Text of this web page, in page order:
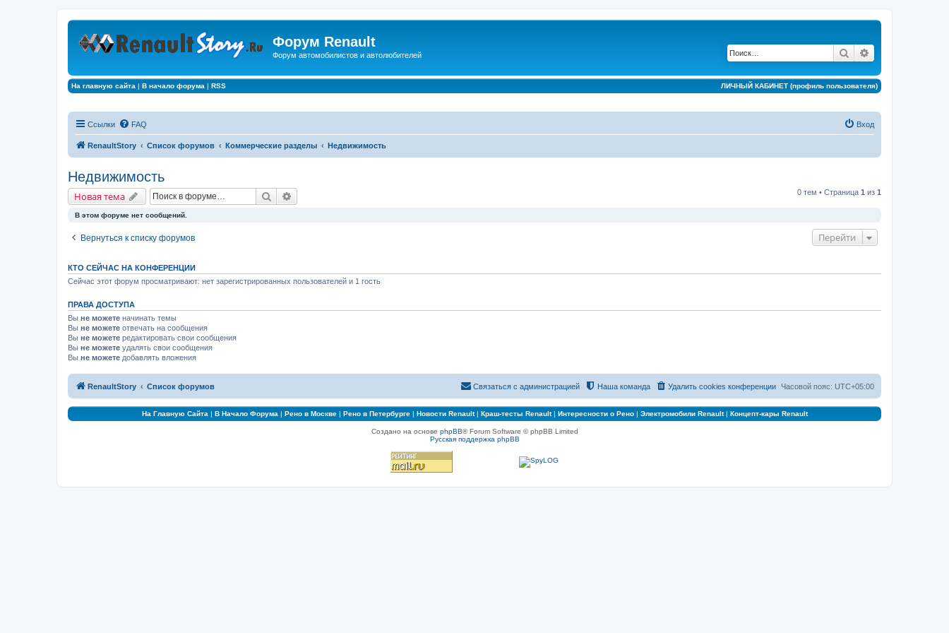
Форум Renault
Форум автомобилистов и автолюбителей Поиск
На главную сайта | В начало форума | RSS ЛИЧНЫЙ КАБИНЕТ (профиль пользователя)
Ссылки FAQ Вход
RenaultStory Список форумов Коммерческие разделы Недвижимость
Недвижимость
Новая тема Поиск 0 тем • Страница 1 из 1
В этом форуме нет сообщений.
Вернуться к списку форумов Перейти
КТО СЕЙЧАС НА КОНФЕРЕНЦИИ
Сейчас этот форум просматривают: нет зарегистрированных пользователей и 1 гость
ПРАВА ДОСТУПА
Вы не можете начинать темы
Вы не можете отвечать на сообщения
Вы не можете редактировать свои сообщения
Вы не можете удалять свои сообщения
Вы не можете добавлять вложения
RenaultStory Список форумов Часовой пояс: UTC+05:00
Удалить cookies конференции
Наша команда
Связаться с администрацией
На Главную Сайта | В Начало Форума | Рено в Москве| Рено в Петербурге| Новости Renault| Краш-тесты Renault| Интересности о Рено| Электромобили Renault| Концепт-кары Renault
Создано на основе phpBB® Forum Software © phpBB Limited
Русская поддержка phpBB